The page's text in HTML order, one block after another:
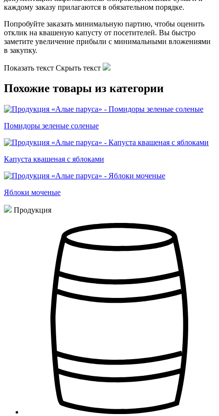
каждому заказу прилагаются в обязательном порядке.
Попробуйте заказать минимальную партию, чтобы оценить
отклик на квашеную капусту от посетителей. Вы быстро
заметите увеличение прибыли с минимальными вложениями
в закупку.
Показать текст Скрыть текст
Похожие товары из категории
Помидоры зеленые соленые
Капуста квашеная с яблоками
Яблоки моченые
Продукция